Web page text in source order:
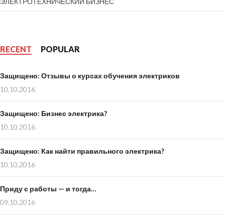
RECENT POPULAR
Защищено: Отзывы о курсах обучения электриков
10.10.2016
Защищено: Бизнес электрика?
10.10.2016
Защищено: Как найти правильного электрика?
10.10.2016
Приду с работы — и тогда…
09.10.2016